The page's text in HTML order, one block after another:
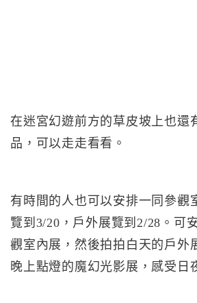
在迷宮幻遊前方的草皮坡上也還
品，可以走走看看。
有時間的人也可以安排一同參觀
覽到3/20，戶外展覽到2/28。可
觀室內展，然後拍拍白天的戶外
晚上點燈的魔幻光影展，感受日